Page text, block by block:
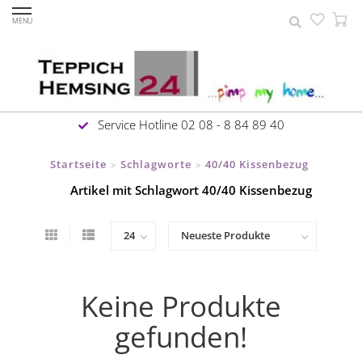
MENU
Service Hotline 02 08 - 8 84 89 40
Startseite > Schlagworte > 40/40 Kissenbezug
Artikel mit Schlagwort 40/40 Kissenbezug
Keine Produkte
gefunden!